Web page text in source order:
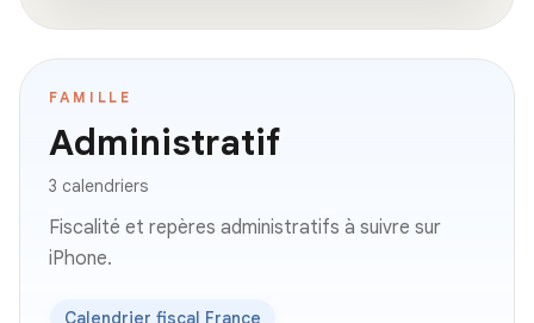
FAMILLE
Administratif
3 calendriers
Fiscalité et repères administratifs à suivre sur
iPhone.
Calendrier fiscal France